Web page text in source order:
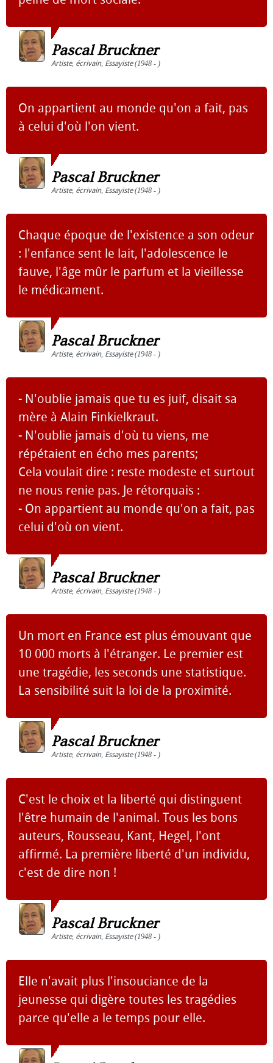
Pascal Bruckner
Artiste, écrivain, Essayiste(1948 - )
On appartient au monde qu'on a fait, pas
à celui d'où l'on vient.
Pascal Bruckner
Artiste, écrivain, Essayiste(1948 - )
Chaque époque de l'existence a son odeur
: l'enfance sent le lait, l'adolescence le
fauve, l'âge mûr le parfum et la vieillesse
le médicament.
Pascal Bruckner
Artiste, écrivain, Essayiste(1948 - )
- N'oublie jamais que tu es juif, disait sa
mère à Alain Finkielkraut.
- N'oublie jamais d'où tu viens, me
répétaient en écho mes parents;
Cela voulait dire : reste modeste et surtout
ne nous renie pas. Je rétorquais :
- On appartient au monde qu'on a fait, pas
celui d'où on vient.
Pascal Bruckner
Artiste, écrivain, Essayiste(1948 - )
Un mort en France est plus émouvant que
10 000 morts à l'étranger. Le premier est
une tragédie, les seconds une statistique.
La sensibilité suit la loi de la proximité.
Pascal Bruckner
Artiste, écrivain, Essayiste(1948 - )
C'est le choix et la liberté qui distinguent
l'être humain de l'animal. Tous les bons
auteurs, Rousseau, Kant, Hegel, l'ont
affirmé. La première liberté d'un individu,
c'est de dire non !
Pascal Bruckner
Artiste, écrivain, Essayiste(1948 - )
Elle n'avait plus l'insouciance de la
jeunesse qui digère toutes les tragédies
parce qu'elle a le temps pour elle.